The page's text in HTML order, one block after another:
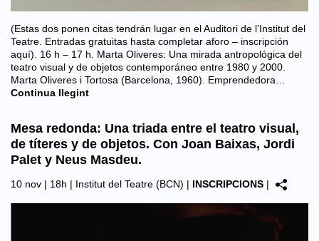
(Estas dos ponen citas tendrán lugar en el Auditori de l’Institut del
Teatre. Entradas gratuitas hasta completar aforo – inscripción
aquí). 16 h – 17 h. Marta Oliveres: Una mirada antropológica del
teatro visual y de objetos contemporáneo entre 1980 y 2000.
Marta Oliveres i Tortosa (Barcelona, 1960). Emprendedora…
Continua llegint
Mesa redonda: Una triada entre el teatro visual,
de títeres y de objetos. Con Joan Baixas, Jordi
Palet y Neus Masdeu.
10 nov | 18h | Institut del Teatre (BCN) | INSCRIPCIONS |